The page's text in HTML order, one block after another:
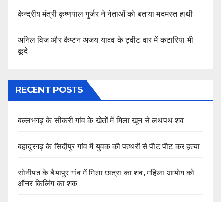
केन्द्रीय मंत्री कृष्णपाल गुर्जर ने नेताओं को बताया मदमस्त हाथी
अनिल विज औऱ कैप्टन अजय यादव के ट्वीट वार में कटारिया भी
कूदे
RECENT POSTS
बल्लभगढ़ के सीकरी गांव के खेतों में मिला खून से लथपथ शव
बहादुरगढ़ के सिदीपुर गांव में युवक की पत्थरों से पीट पीट कर हत्या
सोनीपत के बैयापुर गांव में मिला छात्रा का शव, महिला आयोग को
ऑनर किलिंग का शक